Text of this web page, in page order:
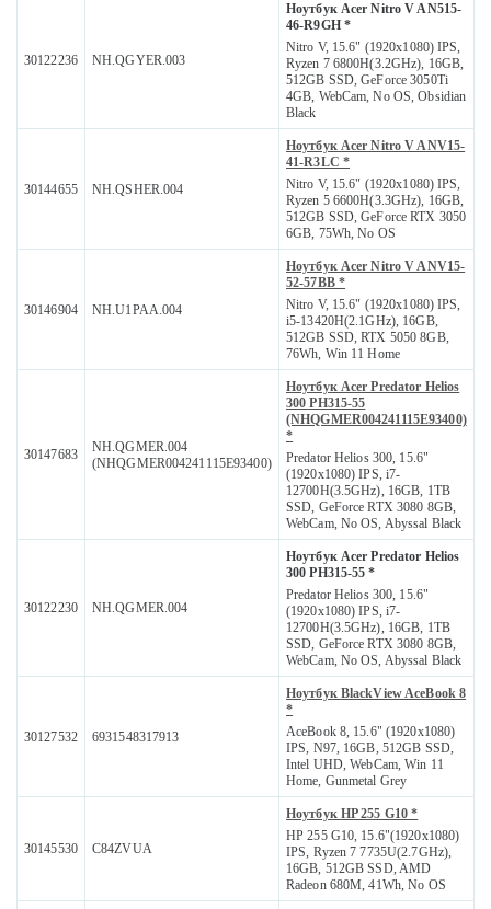
30122236 NH.QGYER.003
Ноутбук Acer Nitro V AN515-
46-R9GH *
Nitro V, 15.6" (1920x1080) IPS,
Ryzen 7 6800H(3.2GHz), 16GB,
512GB SSD, GeForce 3050Ti
4GB, WebCam, No OS, Obsidian
Black
30144655 NH.QSHER.004
Ноутбук Acer Nitro V ANV15-
41-R3LC *
Nitro V, 15.6" (1920x1080) IPS,
Ryzen 5 6600H(3.3GHz), 16GB,
512GB SSD, GeForce RTX 3050
6GB, 75Wh, No OS
30146904 NH.U1PAA.004
Ноутбук Acer Nitro V ANV15-
52-57BB *
Nitro V, 15.6" (1920x1080) IPS,
i5-13420H(2.1GHz), 16GB,
512GB SSD, RTX 5050 8GB,
76Wh, Win 11 Home
30147683
NH.QGMER.004
(NHQGMER004241115E93400)
Ноутбук Acer Predator Helios
300 PH315-55
(NHQGMER004241115E93400)
*
Predator Helios 300, 15.6"
(1920x1080) IPS, i7-
12700H(3.5GHz), 16GB, 1TB
SSD, GeForce RTX 3080 8GB,
WebCam, No OS, Abyssal Black
30122230 NH.QGMER.004
Ноутбук Acer Predator Helios
300 PH315-55 *
Predator Helios 300, 15.6"
(1920x1080) IPS, i7-
12700H(3.5GHz), 16GB, 1TB
SSD, GeForce RTX 3080 8GB,
WebCam, No OS, Abyssal Black
30127532 6931548317913
Ноутбук BlackView AceBook 8
*
AceBook 8, 15.6" (1920x1080)
IPS, N97, 16GB, 512GB SSD,
Intel UHD, WebCam, Win 11
Home, Gunmetal Grey
30145530 C84ZVUA
Ноутбук HP 255 G10 *
HP 255 G10, 15.6"(1920x1080)
IPS, Ryzen 7 7735U(2.7GHz),
16GB, 512GB SSD, AMD
Radeon 680M, 41Wh, No OS